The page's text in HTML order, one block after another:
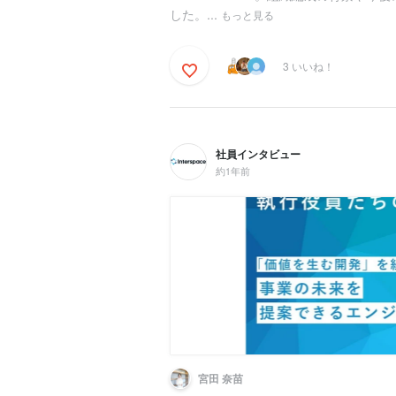
した。... もっと見る
3 いいね！
社員インタビュー
約1年前
宮田 奈苗